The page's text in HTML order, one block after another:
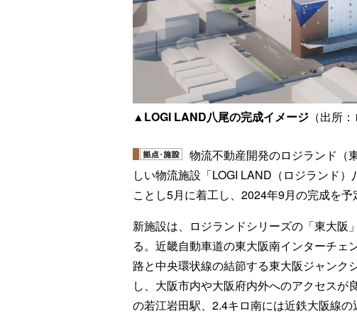
▲LOGI LAND八尾の完成イメージ （出所
物流不動産開発のロジランド（
しい物流施設「LOGI LAND（ロジランド）
ことし5月に着工し、2024年9月の完成を予
新施設は、ロジランドシリーズの「東大阪
る。近畿自動車道の東大阪南インターチェ
路と中央環状線の結節する東大阪ジャンク
し、大阪市内や大阪府内外へのアクセス
の若江岩田駅、2.4キロ南には近鉄大阪線